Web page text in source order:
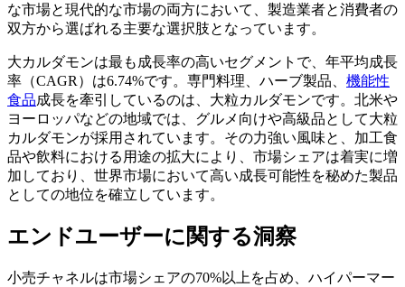
な市場と現代的な市場の両方において、製造業者と消費者の
双方から選ばれる主要な選択肢となっています。
大カルダモンは最も成長率の高いセグメントで、年平均成長
率（CAGR）は6.74%です。専門料理、ハーブ製品、 機能性
食品成長を牽引しているのは、大粒カルダモンです。北米や
ヨーロッパなどの地域では、グルメ向けや高級品として大粒
カルダモンが採用されています。その力強い風味と、加工食
品や飲料における用途の拡大により、市場シェアは着実に増
加しており、世界市場において高い成長可能性を秘めた製品
としての地位を確立しています。
エンドユーザーに関する洞察
小売チャネルは市場シェアの70%以上を占め、ハイパーマー